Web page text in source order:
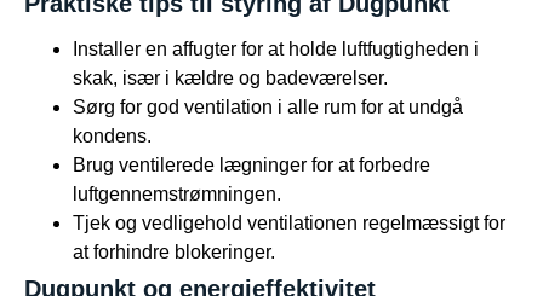
Installer en affugter for at holde luftfugtigheden i
skak, især i kældre og badeværelser.
Sørg for god ventilation i alle rum for at undgå
kondens.
Brug ventilerede lægninger for at forbedre
luftgennemstrømningen.
Tjek og vedligehold ventilationen regelmæssigt for
at forhindre blokeringer.
Dugpunkt og energieffektivitet